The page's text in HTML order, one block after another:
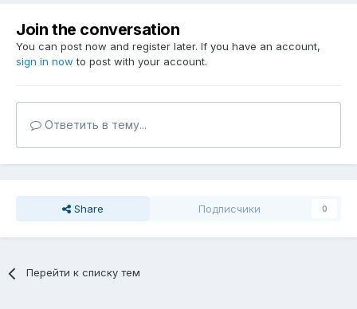
Join the conversation
You can post now and register later. If you have an account,
sign in now to post with your account.
Ответить в тему...
Share Подписчики 0
Перейти к списку тем